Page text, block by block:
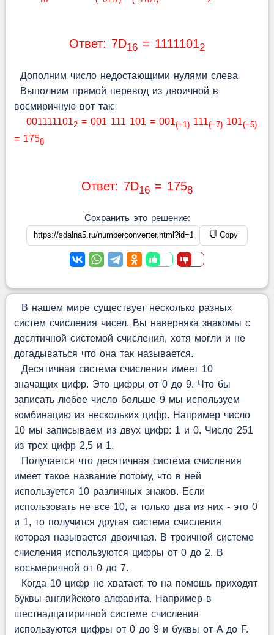
Ответ: 7D16 = 11111012
Дополним число недостающими нулями слева
Выполним прямой перевод из двоичной в
восмиричную вот так:
0011111012= 001 111 101 = 001(=1)111(=7)101(=5)
= 1758
Ответ: 7D16 = 1758
Сохранить это решение:
Copy
В нашем мире существует несколько разных
систем счисления чисел. Вы наверняка знакомы с
десятичной системой счисления, хотя могли и не
догадываться что она так называется.
Десятичная система счисления имеет 10
значащих цифр. Это цифры от 0 до 9. Что бы
записать любое число больше 9 мы используем
комбинацию из нескольких цифр. Например число
10 мы записываем из двух цифр: 1 и 0. Число 251
из трех цифр 2,5 и 1.
Получается что десятичная система счисления
имеет такое название потому, что в ней
используется 10 различных знаков. Если
использовать не все 10, а только два из них - это 0
и 1, то получится другая система счисления
которая называется двоичная. В троичной системе
счисления используются цифры от 0 до 2. В
восьмеричной от 0 до 7.
Когда 10 цифр не хватает, то на помошь приходят
буквы английского алфавита. Например в
шестнадцатиричной системе счисления
используются цифры от 0 до 9 и буквы от A до F.